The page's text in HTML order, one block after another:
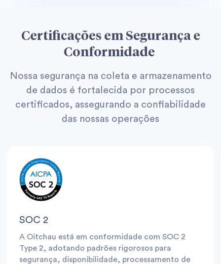
Certificações em Segurança e
Conformidade
Nossa segurança na coleta e armazenamento
de dados é fortalecida por processos
certificados, assegurando a confiabilidade
das nossas operações
SOC 2
A Oitchau está em conformidade com SOC 2
Type 2, adotando padrões rigorosos para
segurança, disponibilidade, processamento de